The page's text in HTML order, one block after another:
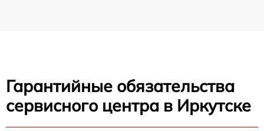
Гарантийные обязательства
сервисного центра в Иркутске